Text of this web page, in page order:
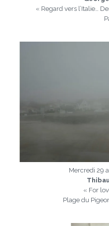
« Regard vers l’Italie…
Mercredi 29
« For
Plage du